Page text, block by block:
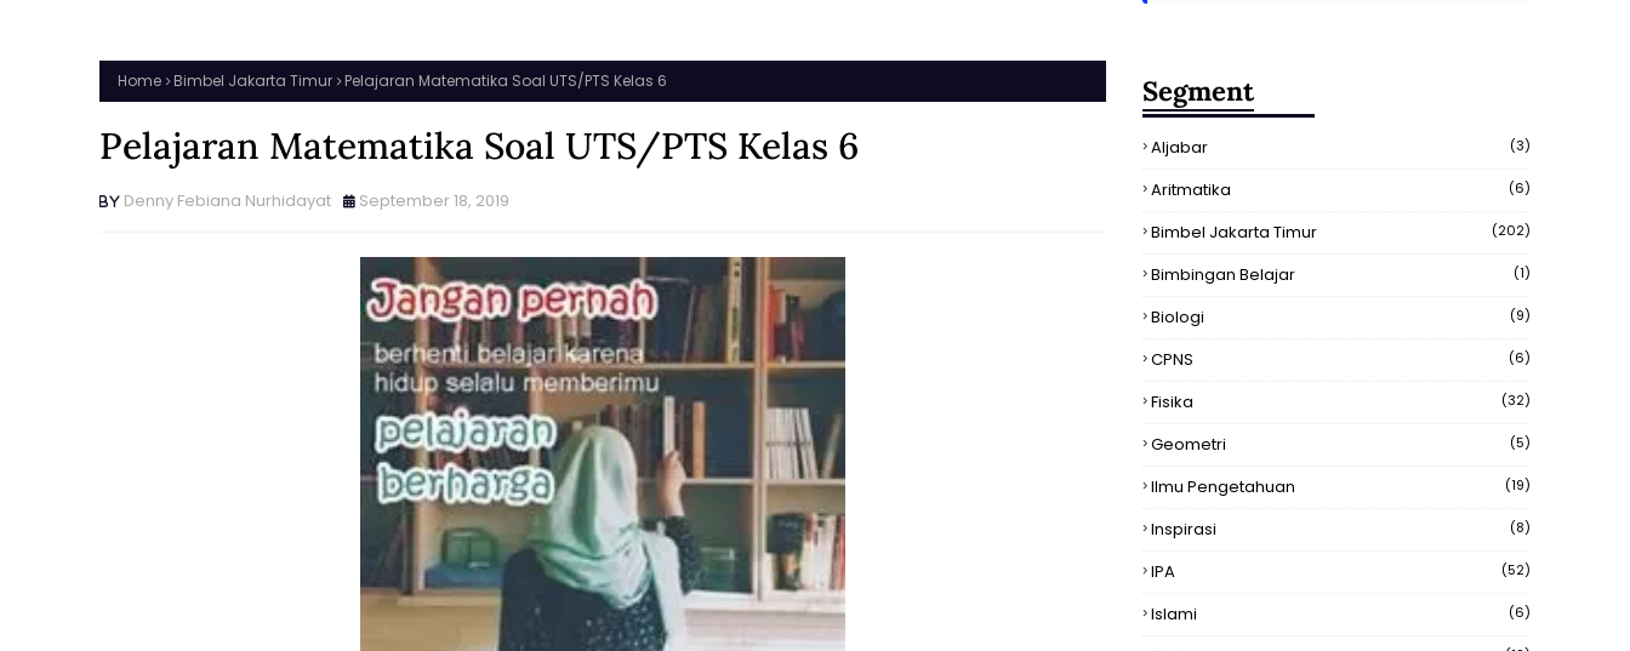
Home Bimbel Jakarta Timur Pelajaran Matematika Soal UTS/PTS Kelas 6
Pelajaran Matematika Soal UTS/PTS Kelas 6
Denny Febiana Nurhidayat September 18, 2019
Segment
Aljabar (3)
Aritmatika (6)
Bimbel Jakarta Timur (202)
Bimbingan Belajar (1)
Biologi (9)
CPNS (6)
Fisika (32)
Geometri (5)
Ilmu Pengetahuan (19)
Inspirasi (8)
IPA (52)
Islami (6)